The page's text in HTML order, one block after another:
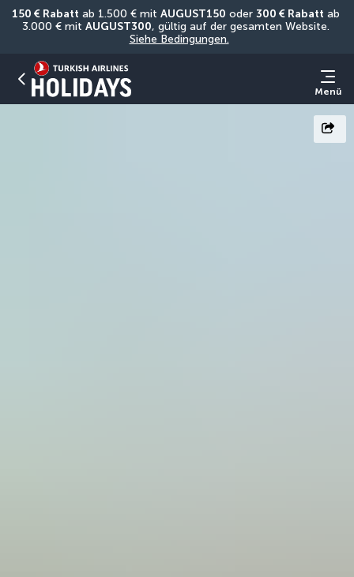
150 € Rabatt ab 1.500 € mit AUGUST150 oder 300 € Rabatt ab
3.000 € mit AUGUST300
Siehe Bedingungen.
Menü